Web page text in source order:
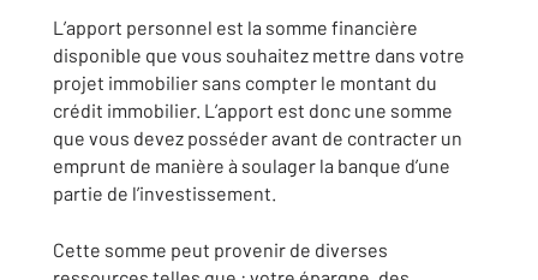
L’apport personnel est la somme financière
disponible que vous souhaitez mettre dans votre
projet immobilier sans compter le montant du
crédit immobilier. L’apport est donc une somme
que vous devez posséder avant de contracter un
emprunt de manière à soulager la banque d’une
partie de l’investissement.
Cette somme peut provenir de diverses